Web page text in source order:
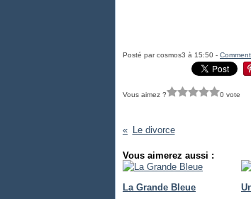
Posté par cosmos3 à 15:50 -
Vous aimez ? 0 vote
Le divorce
Vous aimerez aussi :
La Grande Bleue